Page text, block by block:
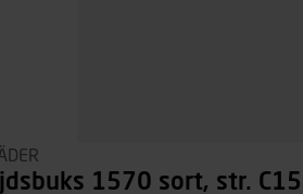
1570 sort, str.